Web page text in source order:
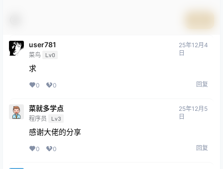
user781
菜鸟 Lv0
25年12月4
日
求
0 0 回复
菜就多学点
程序员 Lv3
25年12月5
日
感谢大佬的分享
0 0 回复